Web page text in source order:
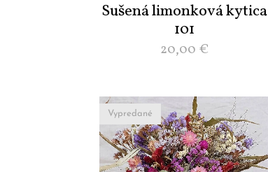
Sušená limonková kytica
101
20,00 €
Vypredané